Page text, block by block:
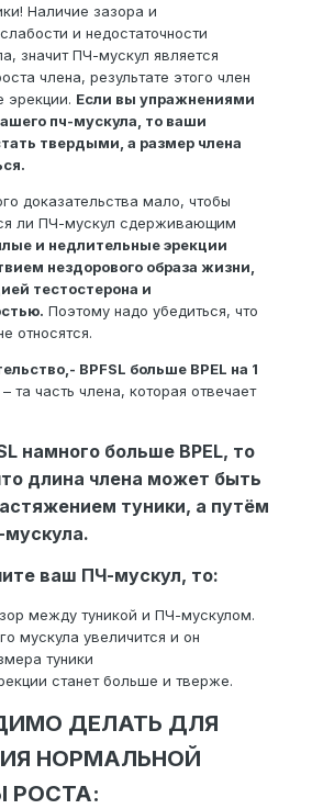
Наличие зазора и
и недостаточности
значит ПЧ-мускул является
члена, результате этого член
эрекции. Если вы упражнениями
пч-мускула, то ваши
твердыми, а размер члена
доказательства мало, чтобы
ли ПЧ-мускул сдерживающим
и недлительные эрекции
нездорового образа жизни,
тестостерона и
Поэтому надо убедиться, что
относятся.
BPFSL больше BPEL на 1
та часть члена, которая отвечает
намного больше BPEL, то
длина члена может быть
туники, а путём
ваш ПЧ-мускул, то:
между туникой и ПЧ-мускулом.
мускула увеличится и он
туники
станет больше и тверже.
ДЕЛАТЬ ДЛЯ
НОРМАЛЬНОЙ
РОСТА: